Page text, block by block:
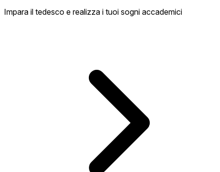
Impara il tedesco e realizza i tuoi sogni accademici